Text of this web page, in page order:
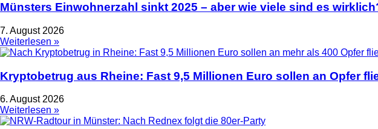
Münsters Einwohnerzahl sinkt 2025 – aber wie viele sind es
7. August 2026
Weiterlesen »
Kryptobetrug aus Rheine: Fast 9,5 Millionen Euro sollen an Opfer
6. August 2026
Weiterlesen »